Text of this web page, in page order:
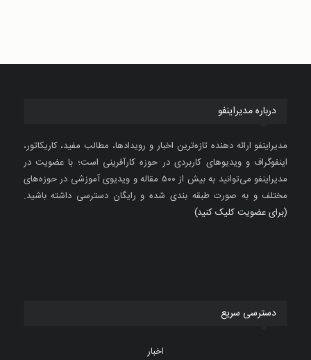
درباره مدیراینفو
مدیراینفو ارائه دهنده تازه‌ترین اخبار و رویدادها، مطالب مفید، کاریکاتور،
اینفوگراف و ویدیوهای کاربردی در حوزه کارآفرینی است؛ با عضویت در
مدیراینفو می‌توانید به بیش از ۵۰۰ مقاله و ویدیوی آموزشی در حوزه‌های
مختلف و به صورت طبقه بندی شده و رایگان دسترسی داشته باشید.
(برای عضویت کلیک کنید)
دسترسی سریع
اخبار